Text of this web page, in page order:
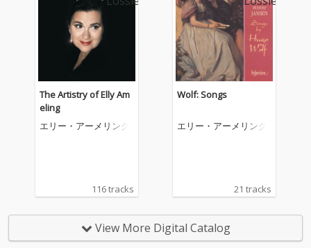
The Artistry of Elly Am
eling
エリー・アーメリング
116 tracks
Wolf: Songs
エリー・アーメリング
21 tracks
View More Digital Catalog